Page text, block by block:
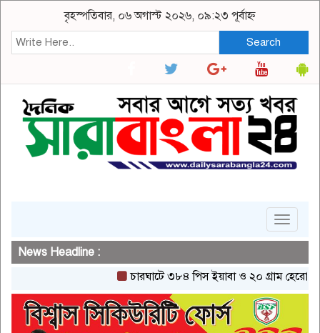
বৃহস্পতিবার, ০৬ অগাস্ট ২০২৬, ০৯:২৩ পূর্বাহ্ন
Search
Toggle
News Headline :
চারঘাটে ৩৮৪ পিস ইয়াবা ও ২০ গ্রাম হেরোইনসহ